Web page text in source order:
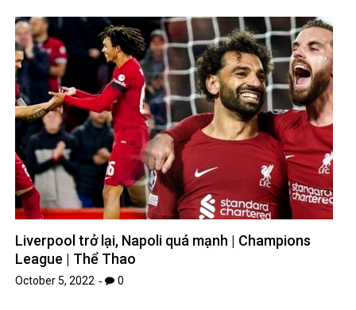
Liverpool trở lại, Napoli quá mạnh | Champions
League | Thể Thao
October 5, 2022 0